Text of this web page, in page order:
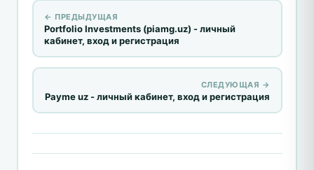
← ПРЕДЫДУЩАЯ
Portfolio Investments (piamg.uz) - личный
кабинет, вход и регистрация
СЛЕДУЮЩАЯ →
Payme uz - личный кабинет, вход и регистрация